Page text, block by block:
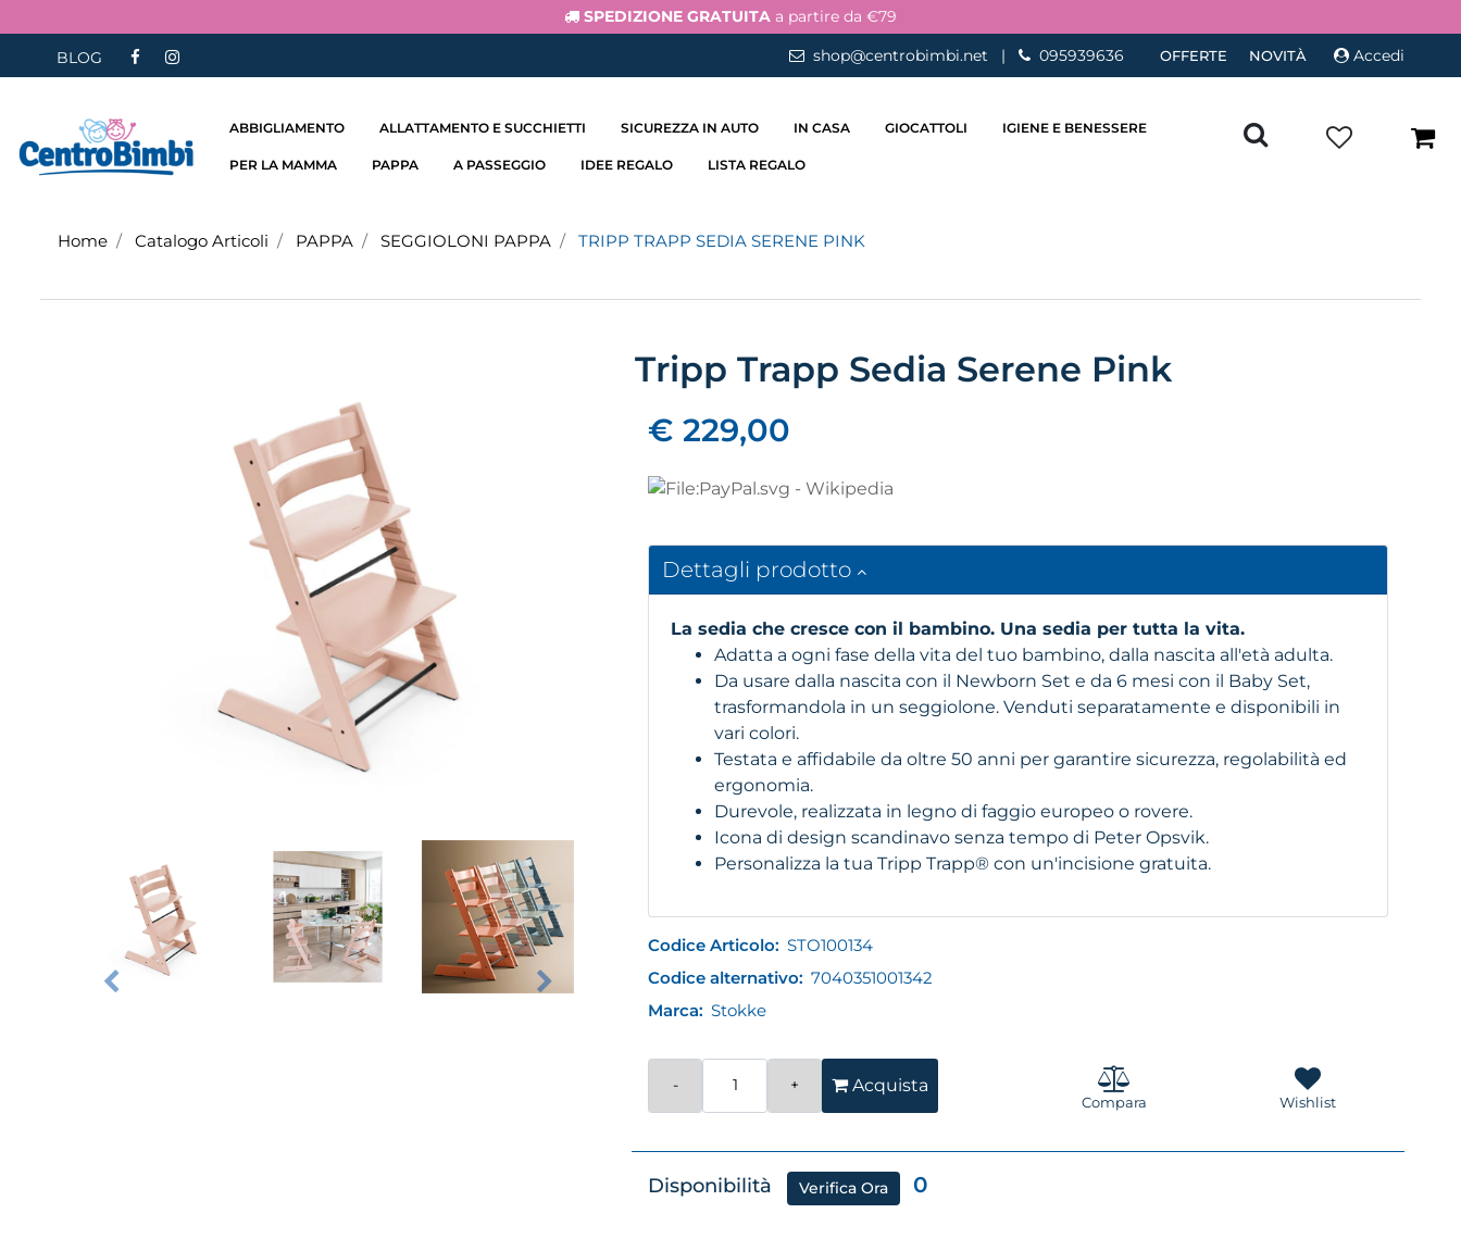
SPEDIZIONE GRATUITA a partire da €79
BLOG shop@centrobimbi.net | 095939636 OFFERTE NOVITÀ Accedi
ABBIGLIAMENTO ALLATTAMENTO E SUCCHIETTI SICUREZZA IN AUTO IN CASA GIOCATTOLI IGIENE E BENESSERE
PER LA MAMMA PAPPA A PASSEGGIO IDEE REGALO LISTA REGALO
Home Catalogo Articoli PAPPA SEGGIOLONI PAPPA TRIPP TRAPP SEDIA SERENE PINK
Tripp Trapp Sedia Serene Pink
€ 229,00
Dettagli prodotto
La sedia che cresce con il bambino. Una sedia per tutta la vita.
Adatta a ogni fase della vita del tuo bambino, dalla nascita all'età adulta.
Da usare dalla nascita con il Newborn Set e da 6 mesi con il Baby Set,
trasformandola in un seggiolone. Venduti separatamente e disponibili in
vari colori.
Testata e affidabile da oltre 50 anni per garantire sicurezza, regolabilità ed
ergonomia.
Durevole, realizzata in legno di faggio europeo o rovere.
Icona di design scandinavo senza tempo di Peter Opsvik.
Personalizza la tua Tripp Trapp® con un'incisione gratuita.
Codice Articolo: STO100134
Codice alternativo: 7040351001342
Marca: Stokke
Acquista
Compara Wishlist
Disponibilità Verifica Ora 0